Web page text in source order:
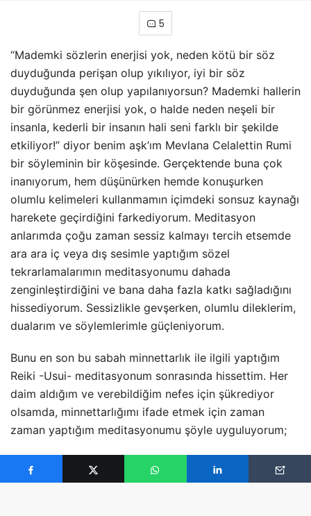
5
“Mademki sözlerin enerjisi yok, neden kötü bir söz
duyduğunda perişan olup yıkılıyor, iyi bir söz
duyduğunda şen olup yapılanıyorsun? Mademki hallerin
bir görünmez enerjisi yok, o halde neden neşeli bir
insanla, kederli bir insanın hali seni farklı bir şekilde
etkiliyor!” diyor benim aşk’ım Mevlana Celalettin Rumi
bir söyleminin bir köşesinde. Gerçektende buna çok
inanıyorum, hem düşünürken hemde konuşurken
olumlu kelimeleri kullanmamın içimdeki sonsuz kaynağı
harekete geçirdiğini farkediyorum. Meditasyon
anlarımda çoğu zaman sessiz kalmayı tercih etsemde
ara ara iç veya dış sesimle yaptığım sözel
tekrarlamalarımın meditasyonumu dahada
zenginleştirdiğini ve bana daha fazla katkı sağladığını
hissediyorum. Sessizlikle gevşerken, olumlu dileklerim,
dualarım ve söylemlerimle güçleniyorum.
Bunu en son bu sabah minnettarlık ile ilgili yaptığım
Reiki -Usui- meditasyonum sonrasında hissettim. Her
daim aldığım ve verebildiğim nefes için şükrediyor
olsamda, minnettarlığımı ifade etmek için zaman
zaman yaptığım meditasyonumu şöyle uyguluyorum;
yere basılı.